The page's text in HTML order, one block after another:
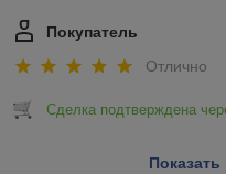
Покупатель
Отлично
Сделка подтверждена